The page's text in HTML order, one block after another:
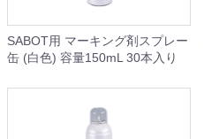
SABOT用 マーキング剤スプレー
缶 (白色) 容量150mL 30本入り